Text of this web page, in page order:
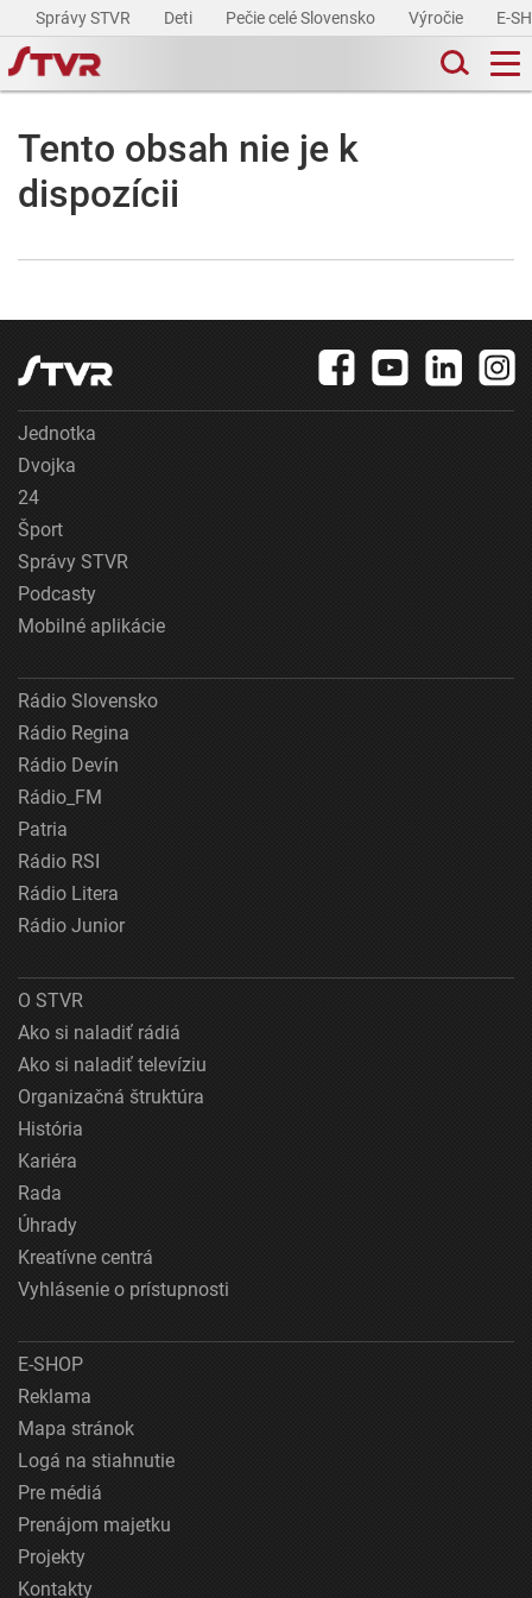
Správy STVR Deti Pečie celé Slovensko Výročie E-
Tento obsah nie je k
dispozícii
Jednotka
Dvojka
24
Šport
Správy STVR
Podcasty
Mobilné aplikácie
Rádio Slovensko
Rádio Regina
Rádio Devín
Rádio_FM
Patria
Rádio RSI
Rádio Litera
Rádio Junior
O STVR
Ako si naladiť rádiá
Ako si naladiť televíziu
Organizačná štruktúra
História
Kariéra
Rada
Úhrady
Kreatívne centrá
Vyhlásenie o prístupnosti
E-SHOP
Reklama
Mapa stránok
Logá na stiahnutie
Pre médiá
Prenájom majetku
Projekty
Kontakty